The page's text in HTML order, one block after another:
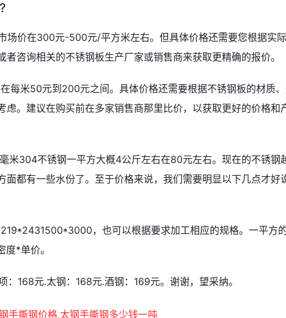
场价在300元-500元/平方米左右。但具体价格还需要您根据实际
咨询相关的不锈钢板生产厂家或销售商来获取更精确的报价。
每米50元到200元之间。具体价格还需要根据不锈钢板的材质
虑。建议在购买前在多家销售商那里比价，以获取更好的价格和
米304不锈钢一平方大概4公斤左右在80元左右。现在的不锈钢
面都有一些水份了。至于价格来说，我们需要明显以下几点才好
，也可以根据要求加工相应的规格。一平方
*单价。
168元.太钢：168元.酒钢：169元。谢谢，望采纳。